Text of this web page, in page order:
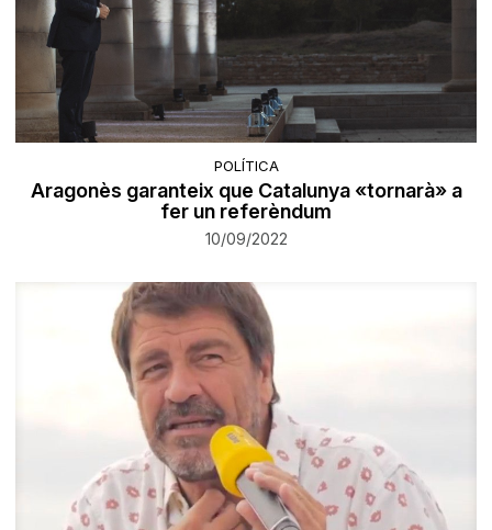
POLÍTICA
Aragonès garanteix que Catalunya «tornarà» a
fer un referèndum
10/09/2022